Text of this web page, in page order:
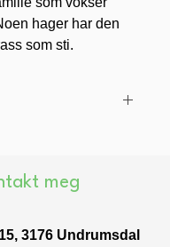
hager har den
som sti.
meg
3176 Undrumsdal